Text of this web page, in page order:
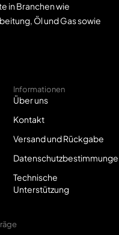
in Branchen wie
Öl und Gas sowie
Informationen
Über uns
Kontakt
Versand und Rückgabe
Technische
Unterstützung